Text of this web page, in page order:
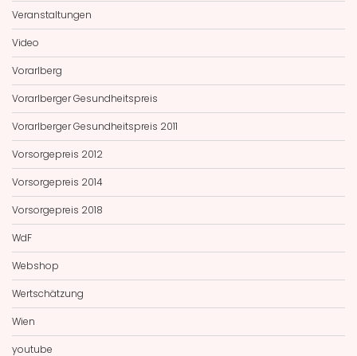
Veranstaltungen
Video
Vorarlberg
Vorarlberger Gesundheitspreis
Vorarlberger Gesundheitspreis 2011
Vorsorgepreis 2012
Vorsorgepreis 2014
Vorsorgepreis 2018
WdF
Webshop
Wertschätzung
Wien
youtube